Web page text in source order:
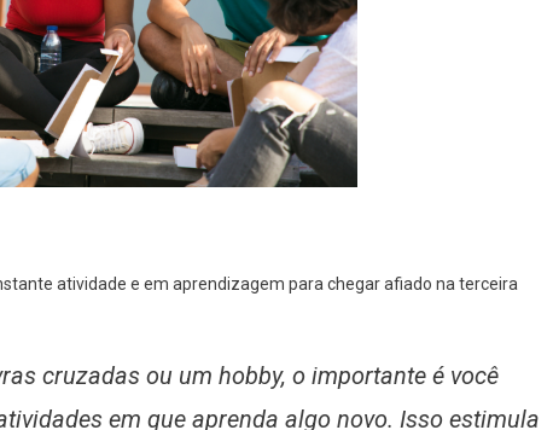
atividade e em aprendizagem para chegar afiado na terceira
cruzadas ou um hobby, o importante é você
em que aprenda algo novo. Isso estimula